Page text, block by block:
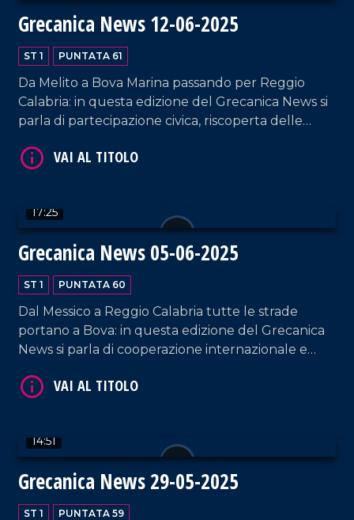
Grecanica News 12-06-2025
ST 1 PUNTATA 61
Da Melito a Bova Marina passando per Reggio
Calabria: in questa edizione del Grecanica News si
parla di partecipazione civica, riscoperta delle
racconto corale che unisce cultura, memoria e
17:25
Grecanica News 05-06-2025
ST 1 PUNTATA 60
Dal Messico a Reggio Calabria tutte le strade
portano a Bova: in questa edizione del Grecanica
News si parla di cooperazione internazionale e
della prima autostrada d'Italia.
14:51
Grecanica News 29-05-2025
ST 1 PUNTATA 59
VAI AL TITOLO
VAI AL TITOLO